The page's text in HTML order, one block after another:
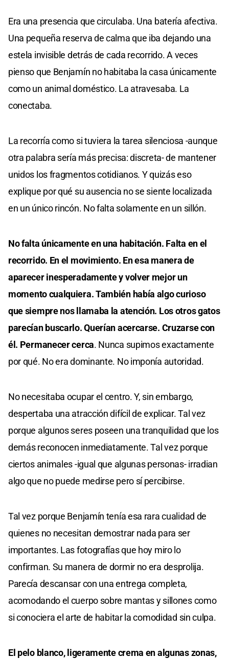
Era una presencia que circulaba. Una batería afectiva.
Una pequeña reserva de calma que iba dejando una
estela invisible detrás de cada recorrido. A veces
pienso que Benjamín no habitaba la casa únicamente
como un animal doméstico. La atravesaba. La
conectaba.
La recorría como si tuviera la tarea silenciosa -aunque
otra palabra sería más precisa: discreta- de mantener
unidos los fragmentos cotidianos. Y quizás eso
explique por qué su ausencia no se siente localizada
en un único rincón. No falta solamente en un sillón.
No falta únicamente en una habitación. Falta en el
recorrido. En el movimiento. En esa manera de
aparecer inesperadamente y volver mejor un
momento cualquiera. También había algo curioso
que siempre nos llamaba la atención. Los otros gatos
parecían buscarlo. Querían acercarse. Cruzarse con
él. Permanecer cerca. Nunca supimos exactamente
por qué. No era dominante. No imponía autoridad.
No necesitaba ocupar el centro. Y, sin embargo,
despertaba una atracción difícil de explicar. Tal vez
porque algunos seres poseen una tranquilidad que los
demás reconocen inmediatamente. Tal vez porque
ciertos animales -igual que algunas personas- irradian
algo que no puede medirse pero sí percibirse.
Tal vez porque Benjamín tenía esa rara cualidad de
quienes no necesitan demostrar nada para ser
importantes. Las fotografías que hoy miro lo
confirman. Su manera de dormir no era desprolija.
Parecía descansar con una entrega completa,
acomodando el cuerpo sobre mantas y sillones como
si conociera el arte de habitar la comodidad sin culpa.
El pelo blanco, ligeramente crema en algunas zonas,